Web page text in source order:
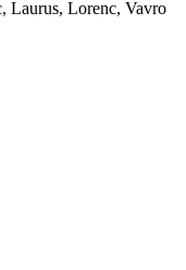
Laurus, Lorenc, Vavro